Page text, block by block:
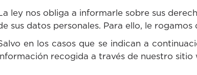
ley nos obliga a informarle sobre sus
sus datos personales. Para ello, le
en los casos que se indican a
recogida a través de nuestro sitio